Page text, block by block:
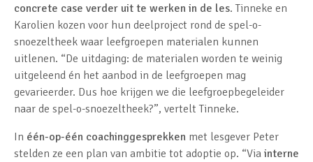
concrete case verder uit te werken in de les. Tinneke en
Karolien kozen voor hun deelproject rond de spel-o-
snoezeltheek waar leefgroepen materialen kunnen
uitlenen. “De uitdaging: de materialen worden te weinig
uitgeleend én het aanbod in de leefgroepen mag
gevarieerder. Dus hoe krijgen we die leefgroepbegeleider
naar de spel-o-snoezeltheek?”, vertelt Tinneke.
In één-op-één coachinggesprekken met lesgever Peter
stelden ze een plan van ambitie tot adoptie op. “Via interne